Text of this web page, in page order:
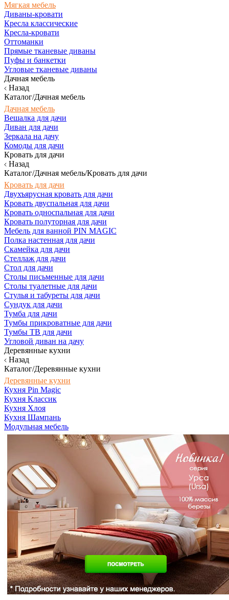
Мягкая мебель
Диваны-кровати
Кресла классические
Кресла-кровати
Оттоманки
Прямые тканевые диваны
Пуфы и банкетки
Угловые тканевые диваны
Дачная мебель
Назад
Каталог/Дачная мебель
Дачная мебель
Вешалка для дачи
Диван для дачи
Зеркала на дачу
Комоды для дачи
Кровать для дачи
Назад
Каталог/Дачная мебель/Кровать для дачи
Кровать для дачи
Двухъярусная кровать для дачи
Кровать двуспальная для дачи
Кровать односпальная для дачи
Кровать полуторная для дачи
Мебель для ванной PIN MAGIC
Полка настенная для дачи
Скамейка для дачи
Стеллаж для дачи
Стол для дачи
Столы письменные для дачи
Столы туалетные для дачи
Стулья и табуреты для дачи
Сундук для дачи
Тумба для дачи
Тумбы прикроватные для дачи
Тумбы ТВ для дачи
Угловой диван на дачу
Деревянные кухни
Назад
Каталог/Деревянные кухни
Деревянные кухни
Кухня Pin Magic
Кухня Классик
Кухня Хлоя
Кухня Шампань
Модульная мебель